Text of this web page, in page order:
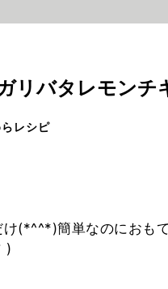
リバタレモンチ
レシピ
(*^^*)簡単なのにおも
)